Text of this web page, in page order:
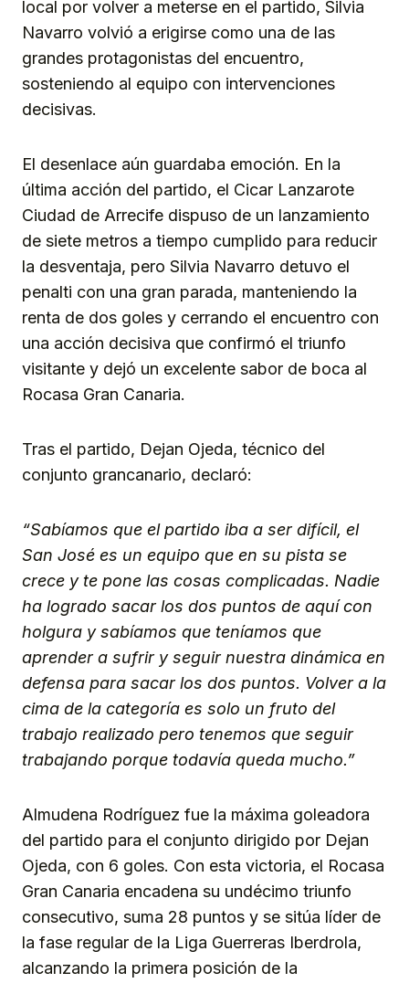
local por volver a meterse en el partido, Silvia
Navarro volvió a erigirse como una de las
grandes protagonistas del encuentro,
sosteniendo al equipo con intervenciones
decisivas.
El desenlace aún guardaba emoción. En la
última acción del partido, el Cicar Lanzarote
Ciudad de Arrecife dispuso de un lanzamiento
de siete metros a tiempo cumplido para reducir
la desventaja, pero Silvia Navarro detuvo el
penalti con una gran parada, manteniendo la
renta de dos goles y cerrando el encuentro con
una acción decisiva que confirmó el triunfo
visitante y dejó un excelente sabor de boca al
Rocasa Gran Canaria.
Tras el partido, Dejan Ojeda, técnico del
conjunto grancanario, declaró:
“Sabíamos que el partido iba a ser difícil, el
San José es un equipo que en su pista se
crece y te pone las cosas complicadas. Nadie
ha logrado sacar los dos puntos de aquí con
holgura y sabíamos que teníamos que
aprender a sufrir y seguir nuestra dinámica en
defensa para sacar los dos puntos. Volver a la
cima de la categoría es solo un fruto del
trabajo realizado pero tenemos que seguir
trabajando porque todavía queda mucho.”
Almudena Rodríguez fue la máxima goleadora
del partido para el conjunto dirigido por Dejan
Ojeda, con 6 goles. Con esta victoria, el Rocasa
Gran Canaria encadena su undécimo triunfo
consecutivo, suma 28 puntos y se sitúa líder de
la fase regular de la Liga Guerreras Iberdrola,
alcanzando la primera posición de la